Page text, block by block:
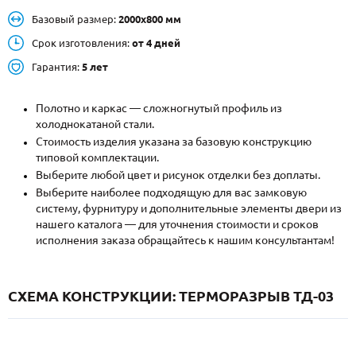
НАЙТИ:
ПН-СБ - с 9:00 до 21:00, ВС - до 19:00
ЗАПРОСИТЬ РАСЧЕТ
Каталог Как купить
Записаться на замер
Базовый размер: 2000х800 мм
Срок изготовления: от 4 дней
Гарантия: 5 лет
Полотно и каркас — сложногнутый профиль из
холоднокатаной стали.
Стоимость изделия указана за базовую конструкцию
типовой комплектации.
Выберите любой цвет и рисунок отделки без доплаты.
Выберите наиболее подходящую для вас замковую
систему, фурнитуру и дополнительные элементы двери из
нашего каталога — для уточнения стоимости и сроков
исполнения заказа обращайтесь к нашим консультантам!
СХЕМА КОНСТРУКЦИИ: ТЕРМОРАЗРЫВ ТД-03